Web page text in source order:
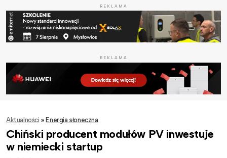
REKLAMA
REKLAMA
Aktualności » Energia słoneczna
Chiński producent modułów PV inwestuje
w niemiecki startup